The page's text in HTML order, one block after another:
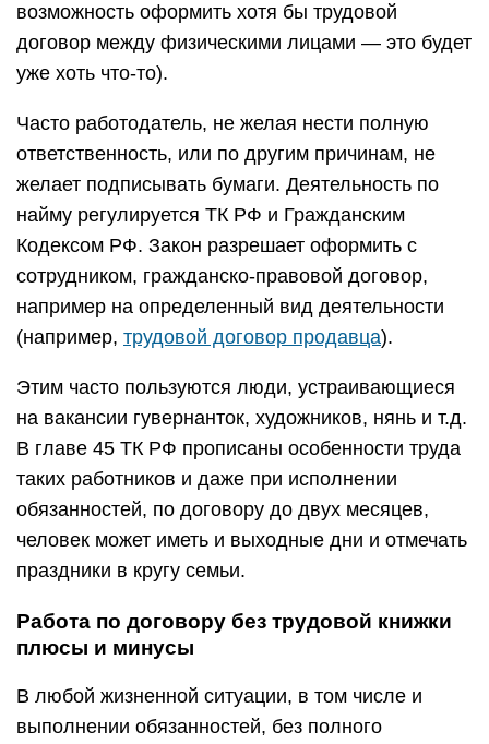
возможность оформить хотя бы трудовой
договор между физическими лицами — это будет
уже хоть что-то).
Часто работодатель, не желая нести полную
ответственность, или по другим причинам, не
желает подписывать бумаги. Деятельность по
найму регулируется ТК РФ и Гражданским
Кодексом РФ. Закон разрешает оформить с
сотрудником, гражданско-правовой договор,
например на определенный вид деятельности
(например, трудовой договор продавца).
Этим часто пользуются люди, устраивающиеся
на вакансии гувернанток, художников, нянь и т.д.
В главе 45 ТК РФ прописаны особенности труда
таких работников и даже при исполнении
обязанностей, по договору до двух месяцев,
человек может иметь и выходные дни и отмечать
праздники в кругу семьи.
Работа по договору без трудовой книжки
плюсы и минусы
В любой жизненной ситуации, в том числе и
выполнении обязанностей, без полного